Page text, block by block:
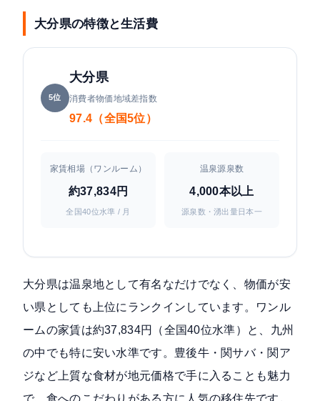
大分県の特徴と生活費
5位
大分県
消費者物価地域差指数
97.4（全国5位）
家賃相場（ワンルーム）
約37,834円
全国40位水準 / 月
温泉源泉数
4,000本以上
源泉数・湧出量日本一
大分県は温泉地として有名なだけでなく、物価が安
い県としても上位にランクインしています。ワンル
ームの家賃は約37,834円（全国40位水準）と、九州
の中でも特に安い水準です。豊後牛・関サバ・関ア
ジなど上質な食材が地元価格で手に入ることも魅力